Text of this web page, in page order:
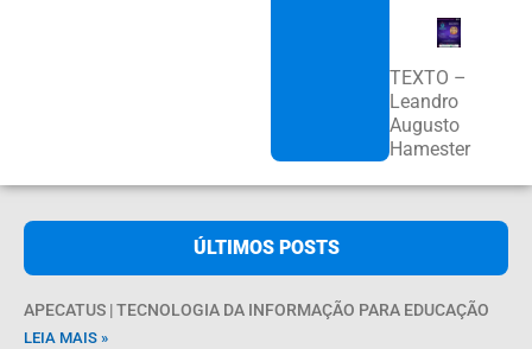
TEXTO –
Leandro
Augusto
Hamester
ÚLTIMOS POSTS
APECATUS | TECNOLOGIA DA INFORMAÇÃO PARA EDUCAÇÃO
LEIA MAIS »